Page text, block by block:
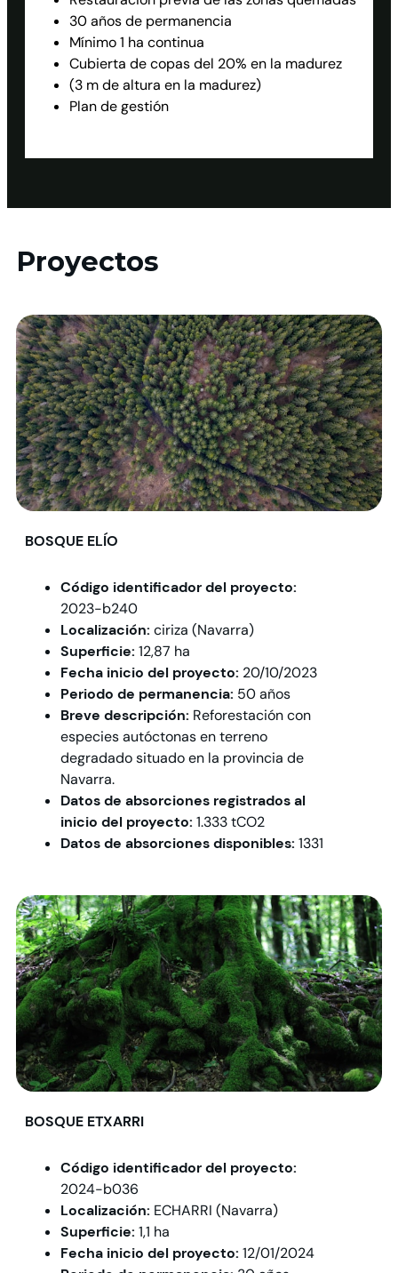
30 años de permanencia
Mínimo 1 ha continua
Cubierta de copas del 20% en la madurez
(3 m de altura en la madurez)
Plan de gestión
Proyectos
BOSQUE ELÍO
Código identificador del proyecto:
2023-b240
Localización: ciriza (Navarra)
Superficie: 12,87 ha
Fecha inicio del proyecto: 20/10/2023
Periodo de permanencia: 50 años
Breve descripción: Reforestación con
especies autóctonas en terreno
degradado situado en la provincia de
Navarra.
Datos de absorciones registrados al
inicio del proyecto: 1.333 tCO2
Datos de absorciones disponibles: 1331
BOSQUE ETXARRI
Código identificador del proyecto:
2024-b036
Localización: ECHARRI (Navarra)
Superficie: 1,1 ha
Fecha inicio del proyecto: 12/01/2024